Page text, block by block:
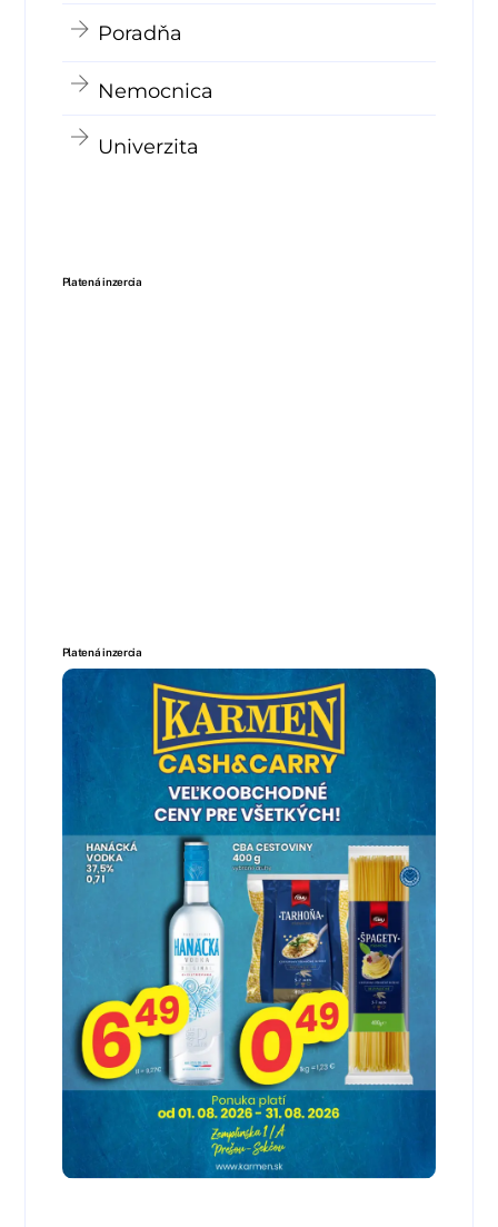
Poradňa
Nemocnica
Univerzita
Platená inzercia
Platená inzercia